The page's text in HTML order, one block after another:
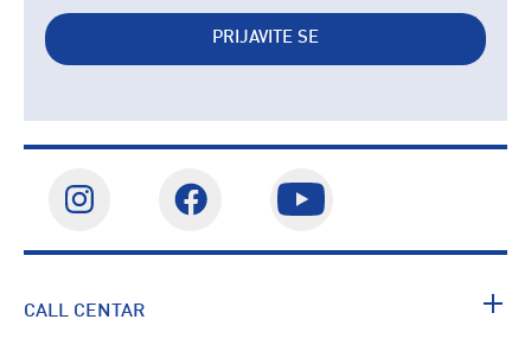
PRIJAVITE SE
CALL CENTAR